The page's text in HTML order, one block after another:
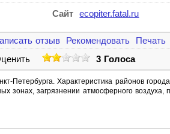
Сайт ecopiter.fatal.ru
отзыв Рекомендовать Печать
3 Голоса
Петербурга. Характеристика районов
зонах, загрязнении атмосферного воздуха,